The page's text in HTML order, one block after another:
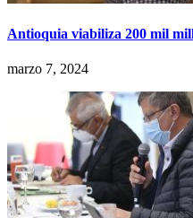
Antioquia viabiliza 200 mil
marzo 7, 2024